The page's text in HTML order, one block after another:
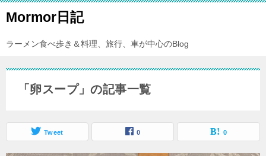
Mormor日記
ラーメン食べ歩き＆料理、旅行、車が中心のBlog
「卵スープ」の記事一覧
Tweet 0 0